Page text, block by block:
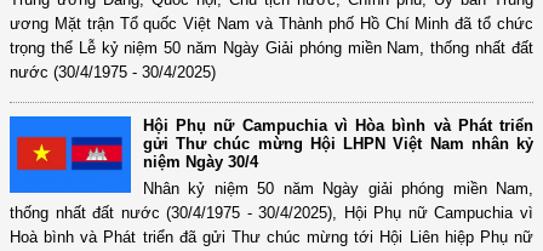
ương Mặt trận Tổ quốc Việt Nam và Thành phố Hồ Chí Minh đã tổ chức
trọng thể Lễ kỷ niệm 50 năm Ngày Giải phóng miền Nam, thống nhất đất
nước (30/4/1975 - 30/4/2025)
Hội Phụ nữ Campuchia vì Hòa bình và Phát triển
gửi Thư chúc mừng Hội LHPN Việt Nam nhân kỷ
niệm Ngày 30/4
Nhân kỷ niệm 50 năm Ngày giải phóng miền Nam,
thống nhất đất nước (30/4/1975 - 30/4/2025), Hội Phụ nữ Campuchia vì
Hoà bình và Phát triển đã gửi Thư chúc mừng tới Hội Liên hiệp Phụ nữ